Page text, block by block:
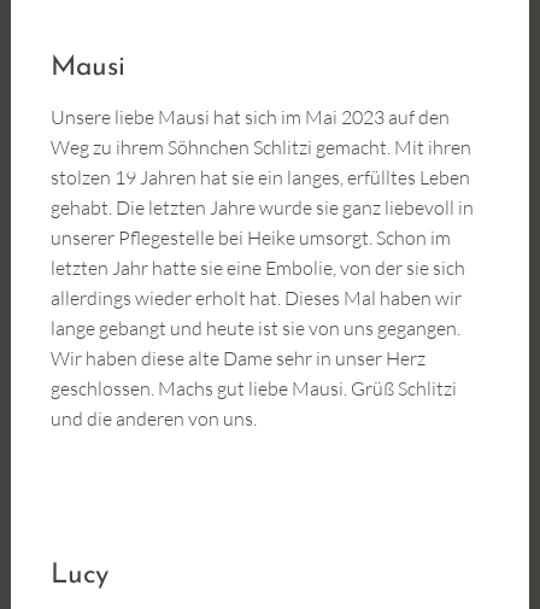
Mausi
Unsere liebe Mausi hat sich im Mai 2023 auf den
Weg zu ihrem Söhnchen Schlitzi gemacht. Mit ihren
stolzen 19 Jahren hat sie ein langes, erfülltes Leben
gehabt. Die letzten Jahre wurde sie ganz liebevoll in
unserer Pflegestelle bei Heike umsorgt. Schon im
letzten Jahr hatte sie eine Embolie, von der sie sich
allerdings wieder erholt hat. Dieses Mal haben wir
lange gebangt und heute ist sie von uns gegangen.
Wir haben diese alte Dame sehr in unser Herz
geschlossen. Machs gut liebe Mausi. Grüß Schlitzi
und die anderen von uns.
Lucy